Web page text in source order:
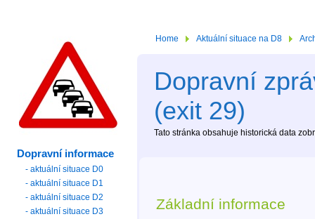
Home Aktuální situace na D8
Dopravní
(exit 29)
Tato stránka obsahuje historická data
Základní informace
Dopravní informace
- aktuální situace D0
- aktuální situace D1
- aktuální situace D2
- aktuální situace D3